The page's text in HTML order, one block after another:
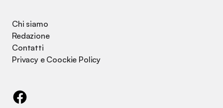
Chi siamo
Redazione
Contatti
Privacy e Coockie Policy